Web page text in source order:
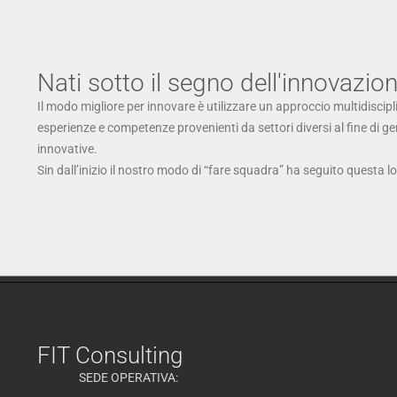
Nati sotto il segno
Il modo migliore per innovare è utilizzare un approccio
esperienze e competenze provenienti da settori diversi al fine di
innovative.
Sin dall’inizio il nostro modo di “fare squadra” ha seguito questa
FIT Consulting
SEDE OPERATIVA: